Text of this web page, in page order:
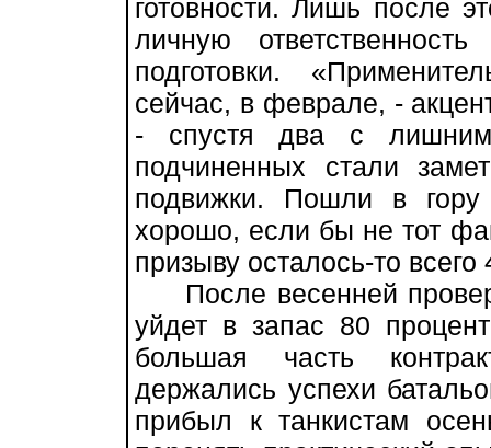
готовности. Лишь после
личную
подготовки.
сейчас, в феврале, -
- спустя два с лишним
подчиненных стали
подвижки. Пошли в
хорошо, если бы не тот
призыву осталось-то
После весенней
уйдет в запас 80
большая часть
держались успехи
прибыл к танкистам